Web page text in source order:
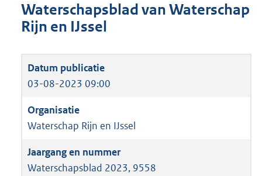
Waterschapsblad van Waterschap
Rijn en IJssel
03-08-2023 09:00
Waterschap Rijn en IJssel
Waterschapsblad 2023, 9558